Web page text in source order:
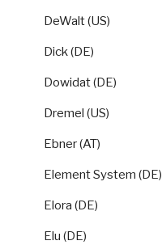
DeWalt (US)
Dick (DE)
Dowidat (DE)
Dremel (US)
Ebner (AT)
Element System (DE)
Elora (DE)
Elu (DE)